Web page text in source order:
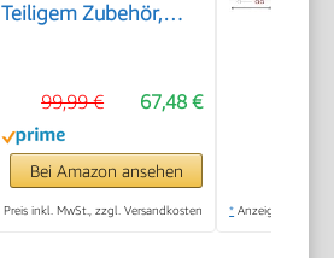
Teiligem Zubehör,
Druck – 99,99%
Reinigung & 100%
Natürlich,Steam
Cleaner für Boden,
67,48 €
99,99 €
Bei Amazon ansehen
Preis inkl. MwSt., zzgl. Versandkosten * Anzeige